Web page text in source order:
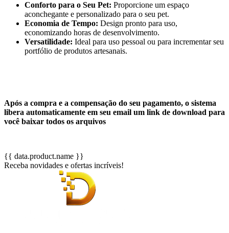
Conforto para o Seu Pet: Proporcione um espaço
aconchegante e personalizado para o seu pet.
Economia de Tempo: Design pronto para uso,
economizando horas de desenvolvimento.
Versatilidade: Ideal para uso pessoal ou para incrementar seu
portfólio de produtos artesanais.
Após a compra e a compensação do seu pagamento, o sistema
libera automaticamente em seu email um link de download para
você baixar todos os arquivos
{{ data.product.name }}
Receba novidades e ofertas incríveis!